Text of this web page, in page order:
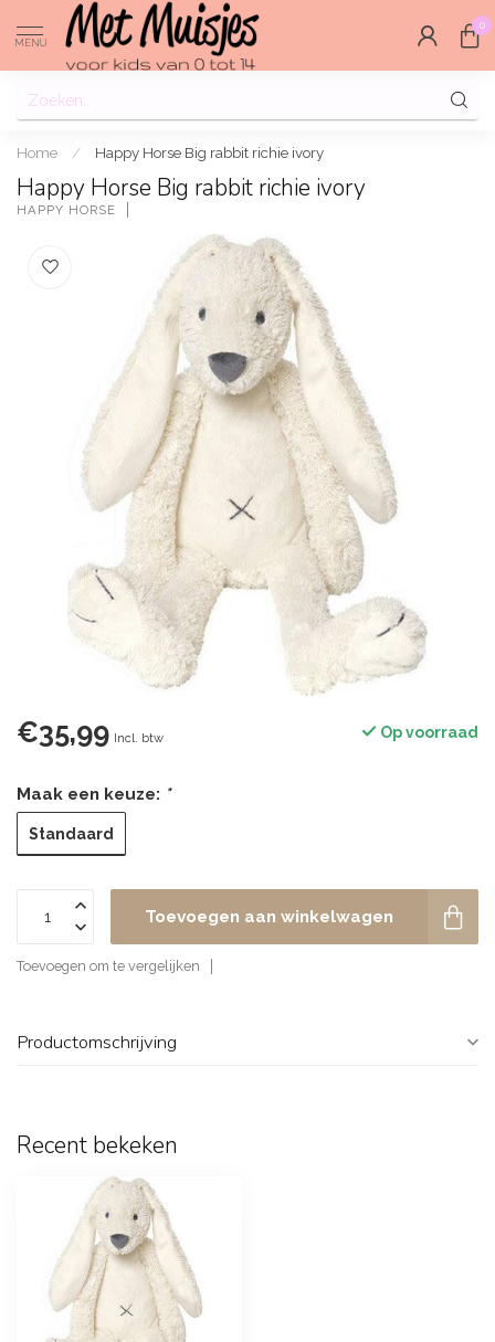
MENU
0
Home / Happy Horse Big rabbit richie ivory
Happy Horse Big rabbit richie ivory
HAPPY HORSE
€35,99 Incl. btw Op voorraad
Maak een keuze: *
Standaard
Toevoegen aan winkelwagen
Toevoegen om te vergelijken
Productomschrijving
Recent bekeken